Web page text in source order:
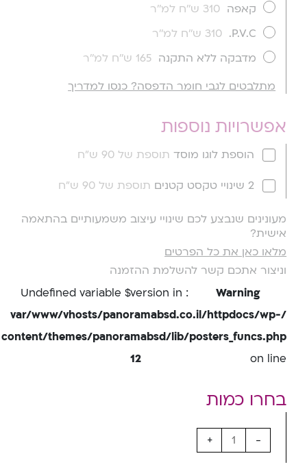
קאפה 310 ש''ח למ''ר
P.V.C.
310 ש''ח למ''ר
מדבקה ללא התקנה 165 ש''ח למ''ר
מתלבטים לגבי חומר הדפסה? כנסו למדריך
אפשרויות נוספות
הוספת לוגו מוסד תוספת של 90 ש"ח
2 שינויי טקסט קטנים תוספת של 90 ש"ח
מעונינים שנבצע לכם שינויי עיצוב משמעותיים בהתאמה
אישית?
מלאו כאן את כל הפרטים
וניצור אתכם קשר להשלמת ההזמנה
Warning
: Undefined variable $version in
/var/www/vhosts/panoramabsd.co.il/httpdocs/wp-
content/themes/panoramabsd/lib/posters_funcs.php
on line
12
-
+